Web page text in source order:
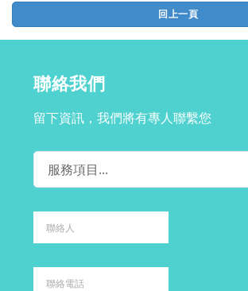
回上一頁
聯絡我們
留下資訊，我們將有專人聯繫您